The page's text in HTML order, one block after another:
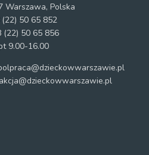
Warszawa, Polska
50 65 852
50 65 856
9.00-16.00